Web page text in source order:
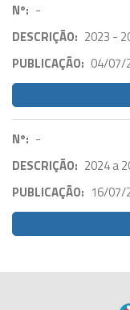
Nº: -
DESCRIÇÃO: 2023 -
PUBLICAÇÃO: 04/07/
Nº: -
DESCRIÇÃO: 2024 a
PUBLICAÇÃO: 16/07/